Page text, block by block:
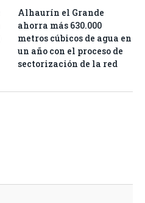
Alhaurín el Grande
ahorra más 630.000
metros cúbicos de agua en
un año con el proceso de
sectorización de la red